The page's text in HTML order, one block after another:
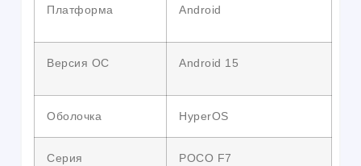
Платформа Android
Версия ОС Android 15
Оболочка HyperOS
Серия POCO F7